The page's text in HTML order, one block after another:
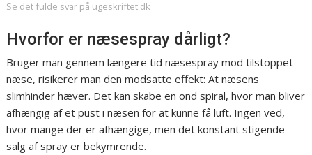
Se det fulde svar på ugeskriftet.dk
Hvorfor er næsespray dårligt?
Bruger man gennem længere tid næsespray mod tilstoppet
næse, risikerer man den modsatte effekt: At næsens
slimhinder hæver. Det kan skabe en ond spiral, hvor man bliver
afhængig af et pust i næsen for at kunne få luft. Ingen ved,
hvor mange der er afhængige, men det konstant stigende
salg af spray er bekymrende.